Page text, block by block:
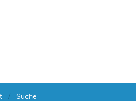
Suche